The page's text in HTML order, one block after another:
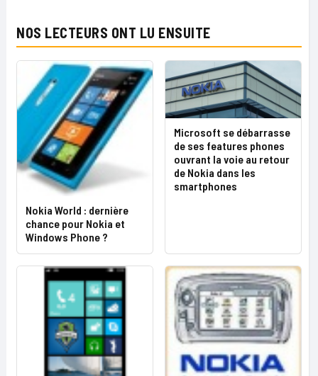
NOS LECTEURS ONT LU ENSUITE
Nokia World : dernière
chance pour Nokia et
Windows Phone ?
Microsoft se débarrasse
de ses features phones
ouvrant la voie au retour
de Nokia dans les
smartphones